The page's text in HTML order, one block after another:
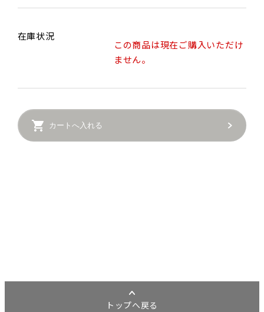
在庫状況
この商品は現在ご購入いただけ
ません。
カートへ入れる
トップへ戻る